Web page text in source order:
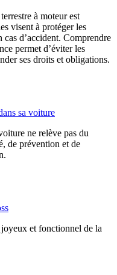
à moteur est
visent à protéger les
cas d’accident. Comprendre
permet d’éviter les
ses droits et obligations.
sa voiture
ne relève pas du
de prévention et de
et fonctionnel de la